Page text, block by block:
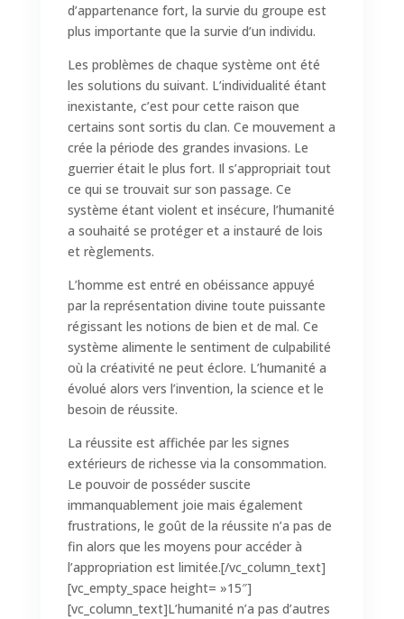
d’appartenance fort, la survie du groupe est
plus importante que la survie d’un individu.
Les problèmes de chaque système ont été
les solutions du suivant. L’individualité étant
inexistante, c’est pour cette raison que
certains sont sortis du clan. Ce mouvement a
crée la période des grandes invasions. Le
guerrier était le plus fort. Il s’appropriait tout
ce qui se trouvait sur son passage. Ce
système étant violent et insécure, l’humanité
a souhaité se protéger et a instauré de lois
et règlements.
L’homme est entré en obéissance appuyé
par la représentation divine toute puissante
régissant les notions de bien et de mal. Ce
système alimente le sentiment de culpabilité
où la créativité ne peut éclore. L’humanité a
évolué alors vers l’invention, la science et le
besoin de réussite.
La réussite est affichée par les signes
extérieurs de richesse via la consommation.
Le pouvoir de posséder suscite
immanquablement joie mais également
frustrations, le goût de la réussite n’a pas de
fin alors que les moyens pour accéder à
l’appropriation est limitée.[/vc_column_text]
[vc_empty_space height= »15″]
[vc_column_text]L’humanité n’a pas d’autres